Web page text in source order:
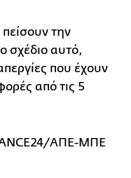
την
σχέδιο αυτό,
που έχουν
από τις 5
ΑΠΕ-ΜΠΕ